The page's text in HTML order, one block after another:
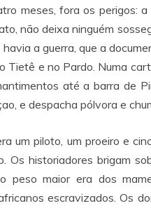
meses, fora os perigos:
não deixa ninguém
a guerra, que a
Tietê e no Pardo. Numa
até a barra de
e despacha pólvora e
um piloto, um proeiro e
historiadores brigam
peso maior era dos
escravizados. Os